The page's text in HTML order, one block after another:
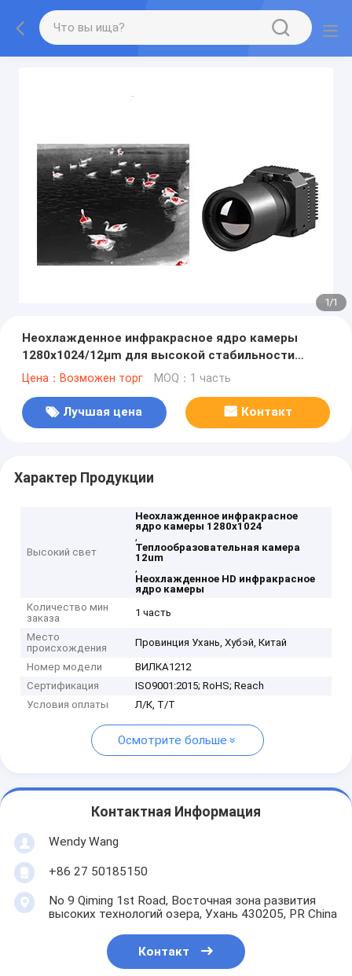
1/1
Неохлажденное инфракрасное ядро камеры
1280x1024/12μm для высокой стабильности
тепловой визуализации
Цена：Возможен торг MOQ：1 часть
Лучшая цена Контакт
Характер Продукции
Высокий свет
Неохлажденное инфракрасное
ядро камеры 1280x1024
,
Теплообразовательная камера
12um
,
Неохлажденное HD инфракрасное
ядро камеры
Количество мин
заказа
1 часть
Место
происхождения
Провинция Ухань, Хубэй, Китай
Номер модели
ВИЛКА1212
Сертификация
ISO9001:2015; RoHS; Reach
Условия оплаты
Л/К, Т/Т
Осмотрите больше
Контактная Информация
Wendy Wang
+86 27 50185150
No 9 Qiming 1st Road, Восточная зона развития
высоких технологий озера, Ухань 430205, PR China
Контакт